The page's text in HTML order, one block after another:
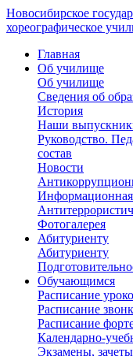
Новосибирское
хореографическое
Главная
Об училище
Об училище
Сведения об
История
Наши
Руководство.
состав
Новости
Информационная
Фотогалерея
Абитуриенту
Абитуриенту
Обучающимся
Расписание
Расписание
Расписание
Календарно-
Экзамены, зачеты